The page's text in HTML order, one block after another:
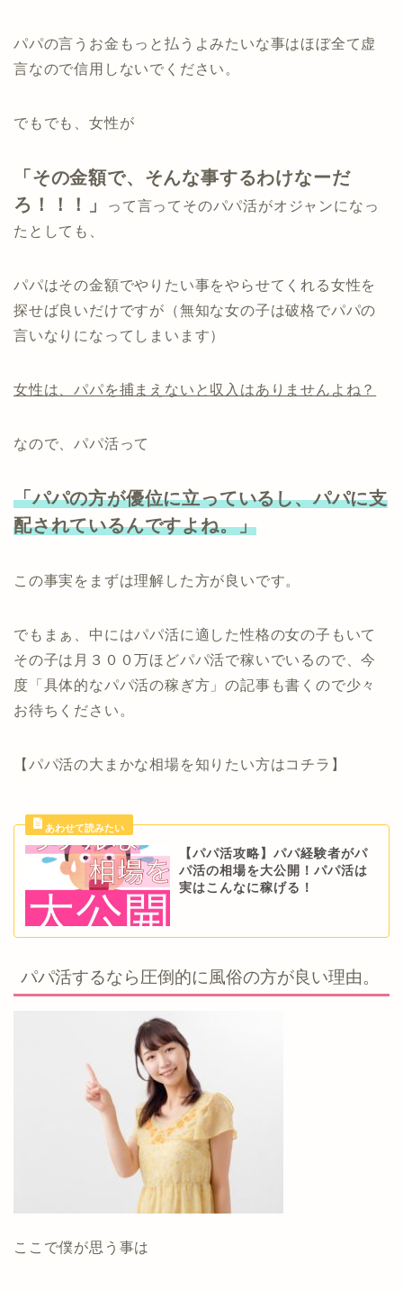
パパの言うお金もっと払うよみたいな事はほぼ全て虚
言なので信用しないでください。
でもでも、女性が
「その金額で、そんな事するわけなーだ
ろ！！！」
って言ってそのパパ活がオジャンになっ
たとしても、
パパはその金額でやりたい事をやらせてくれる女性を
探せば良いだけですが（無知な女の子は破格でパパの
言いなりになってしまいます）
女性は、パパを捕まえないと収入はありませんよね？
なので、パパ活って
「パパの方が優位に立っているし、パパに支
配されているんですよね。」
この事実をまずは理解した方が良いです。
でもまぁ、中にはパパ活に適した性格の女の子もいて
その子は月３００万ほどパパ活で稼いでいるので、今
度「具体的なパパ活の稼ぎ方」の記事も書くので少々
お待ちください。
【パパ活の大まかな相場を知りたい方はコチラ】
【パパ活攻略】パパ経験者がパ
パ活の相場を大公開！パパ活は
実はこんなに稼げる！
パパ活するなら圧倒的に風俗の方が良い理由。
ここで僕が思う事は